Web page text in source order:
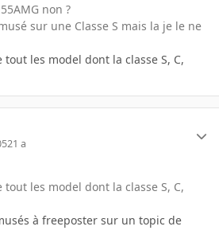
non ?
sur une Classe S mais la je le ne
tout les model dont la classe S, C,
21 a
tout les model dont la classe S, C,
à freeposter sur un topic de